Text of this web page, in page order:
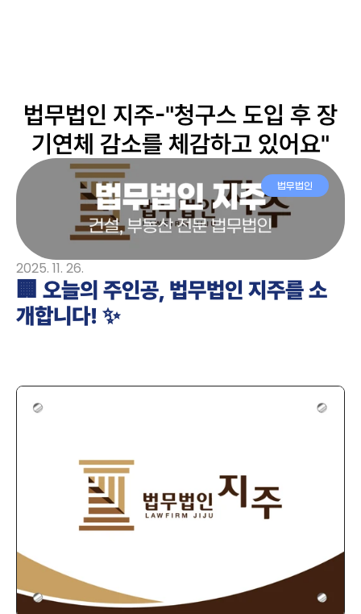
주요 기능
고객 사례
고객 사례
서비스 소개서
서비스 소개서
블로그
가격 안내
가격 안내
무료 시작
법무법인 지주-"청구스 도입 후 장
기연체 감소를 체감하고 있어요"
법무법인
2025. 11. 26.
🏢 오늘의 주인공, 법무법인 지주를 소
개합니다! ✨